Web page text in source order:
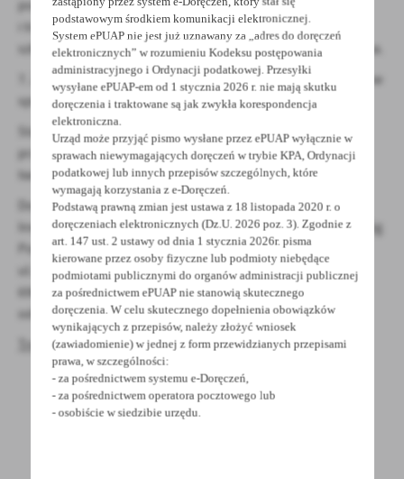
ponosi wszelkie koszty związane z załadunkiem
i transportem drewna, a także odpowiada za ewentualne
szkody wyrządzone podczas załadunku i transportu drewna.
7. Złożenie oferty jest równoznaczne z akceptacją warunków
sprzedaży określonych w punkcie 6.
Starostwo Powiatowe w Grodzisku Wielkopolskim
przeznacza do sprzedaży ogółem: 130,33 m³ drewna
twardego oraz 21,11 m³ drewna miękkiego.
Dodatkowe informacje można uzyskać w Wydziale
Inwestycyjno-Gospodarczym i Dróg, Referat Inwestycji i Dróg
Powiatowych,
ul. Rakoniewicka 40, pok. nr 4 lub pod nr tel. +48 61 44 48
696
od poniedziałku do piątku w godz. 7.00–15.00.
Treść ogłoszenia
podstawowym środkiem komunikacji elektronicznej.
System ePUAP nie jest już uznawany za „adres do doręczeń
elektronicznych” w rozumieniu Kodeksu postępowania
administracyjnego i Ordynacji podatkowej. Przesyłki
wysyłane ePUAP-em od 1 stycznia 2026 r. nie mają skutku
doręczenia i traktowane są jak zwykła korespondencja
elektroniczna.
Urząd może przyjąć pismo wysłane przez ePUAP wyłącznie w
sprawach niewymagających doręczeń w trybie KPA, Ordynacji
podatkowej lub innych przepisów szczególnych, które
wymagają korzystania z e-Doręczeń.
Podstawą prawną zmian jest ustawa z 18 listopada 2020 r. o
doręczeniach elektronicznych (Dz.U. 2026 poz. 3). Zgodnie z
art. 147 ust. 2 ustawy od dnia 1 stycznia 2026r. pisma
kierowane przez osoby fizyczne lub podmioty niebędące
podmiotami publicznymi do organów administracji publicznej
za pośrednictwem ePUAP nie stanowią skutecznego
doręczenia. W celu skutecznego dopełnienia obowiązków
wynikających z przepisów, należy złożyć wniosek
(zawiadomienie) w jednej z form przewidzianych przepisami
prawa, w szczególności:
- za pośrednictwem systemu e-Doręczeń,
- za pośrednictwem operatora pocztowego lub
- osobiście w siedzibie urzędu.